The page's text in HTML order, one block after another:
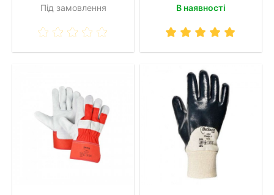
Під замовлення
В наявності